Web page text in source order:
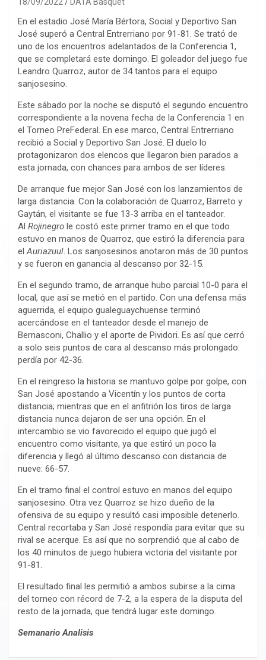
En el estadio José María Bértora, Social y Deportivo San
José superó a Central Entrerriano por 91-81. Se trató de
uno de los encuentros adelantados de la Conferencia 1,
que se completará este domingo. El goleador del juego fue
Leandro Quarroz, autor de 34 tantos para el equipo
sanjosesino.
Este sábado por la noche se disputó el segundo encuentro
correspondiente a la novena fecha de la Conferencia 1 en
el Torneo PreFederal. En ese marco, Central Entrerriano
recibió a Social y Deportivo San José. El duelo lo
protagonizaron dos elencos que llegaron bien parados a
esta jornada, con chances para ambos de ser líderes.
De arranque fue mejor San José con los lanzamientos de
larga distancia. Con la colaboración de Quarroz, Barreto y
Gaytán, el visitante se fue 13-3 arriba en el tanteador.
Al Rojinegro le costó este primer tramo en el que todo
estuvo en manos de Quarroz, que estiró la diferencia para
elAuriazuul. Los sanjosesinos anotaron más de 30 puntos
y se fueron en ganancia al descanso por 32-15.
En el segundo tramo, de arranque hubo parcial 10-0 para el
local, que así se metió en el partido. Con una defensa más
aguerrida, el equipo gualeguaychuense terminó
acercándose en el tanteador desde el manejo de
Bernasconi, Challio y el aporte de Pividori. Es así que cerró
a solo seis puntos de cara al descanso más prolongado:
perdía por 42-36.
En el reingreso la historia se mantuvo golpe por golpe, con
San José apostando a Vicentín y los puntos de corta
distancia; mientras que en el anfitrión los tiros de larga
distancia nunca dejaron de ser una opción. En el
intercambio se vio favorecido el equipo que jugó el
encuentro como visitante, ya que estiró un poco la
diferencia y llegó al último descanso con distancia de
nueve: 66-57.
En el tramo final el control estuvo en manos del equipo
sanjosesino. Otra vez Quarroz se hizo dueño de la
ofensiva de su equipo y resultó casi imposible detenerlo.
Central recortaba y San José respondía para evitar que su
rival se acerque. Es así que no sorprendió que al cabo de
los 40 minutos de juego hubiera victoria del visitante por
91-81.
El resultado final les permitió a ambos subirse a la cima
del torneo con récord de 7-2, a la espera de la disputa del
resto de la jornada, que tendrá lugar este domingo.
Semanario Analisis